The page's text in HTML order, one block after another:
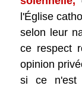
l'Église
selon leur
ce respect
opinion
si ce n'est